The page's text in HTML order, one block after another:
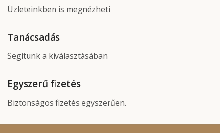
Üzleteinkben is megnézheti
Tanácsadás
Segítünk a kiválasztásában
Egyszerű fizetés
Biztonságos fizetés egyszerűen.